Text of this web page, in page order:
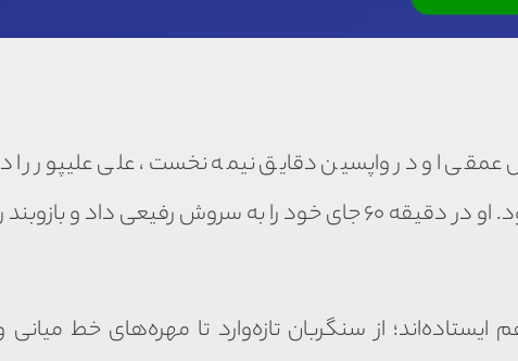
او در واپسین دقایق نیمه نخست، علی علیپور را
موقعیتی عالی قرار داد تا تک‌گل سه امتیازی بازی ثبت شود. او در دقیقه ۶۰ جای خود را به سروش رفیعی داد و
از سنگربان تازه‌وارد تا مهره‌های خط میانی